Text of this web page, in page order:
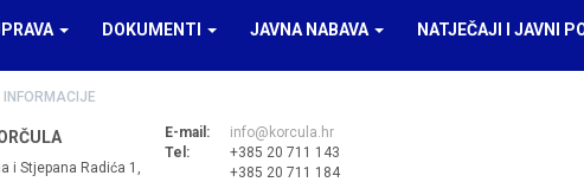
DOKUMENTI JAVNA NABAVA NATJEČAJI I JAVNI
INFORMACIJE
i Stjepana Radića 1,
E-mail:
info@korcula.hr
Tel:
+385 20 711 143
+385 20 711 184